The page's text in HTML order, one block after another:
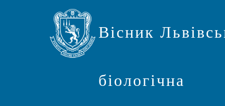
Вісник
біологічна